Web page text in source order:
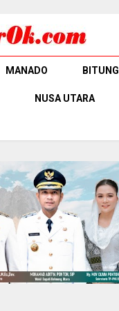
MANADO BITUNG
NUSA UTARA